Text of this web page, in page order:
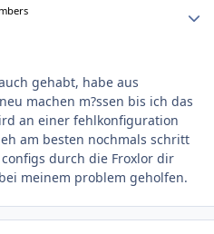
gehabt, habe aus
machen m?ssen bis ich das
an einer fehlkonfiguration
am besten nochmals schritt
durch die Froxlor dir
meinem problem geholfen.